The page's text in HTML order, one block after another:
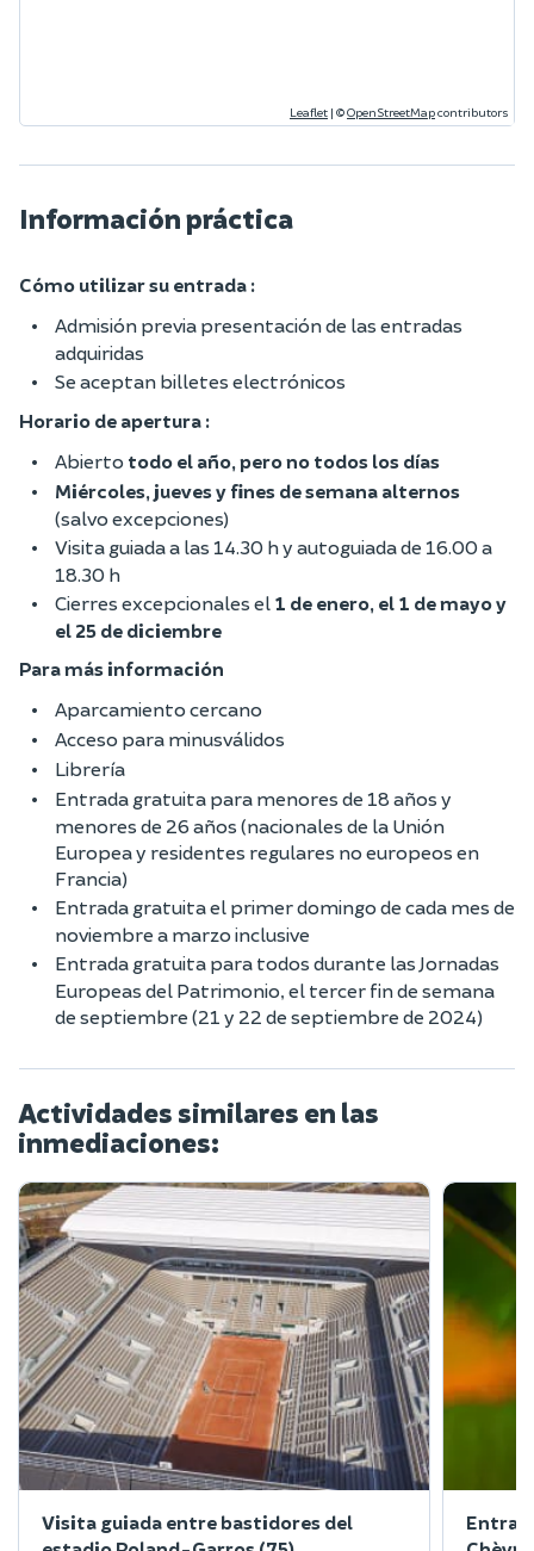
Leaflet | ©OpenStreetMapcontributors
Información práctica
Cómo utilizar su entrada :
Admisión previa presentación de las entradas
adquiridas
Se aceptan billetes electrónicos
Horario de apertura :
Abierto todo el año, pero no todos los días
Miércoles, jueves y fines de semana alternos
(salvo excepciones)
Visita guiada a las 14.30 h y autoguiada de 16.00 a
18.30 h
Cierres excepcionales el 1 de enero, el 1 de mayo y
el 25 de diciembre
Para más información
Aparcamiento cercano
Acceso para minusválidos
Librería
Entrada gratuita para menores de 18 años y
menores de 26 años (nacionales de la Unión
Europea y residentes regulares no europeos en
Francia)
Entrada gratuita el primer domingo de cada mes de
noviembre a marzo inclusive
Entrada gratuita para todos durante las Jornadas
Europeas del Patrimonio, el tercer fin de semana
de septiembre (21 y 22 de septiembre de 2024)
Actividades similares en las
inmediaciones:
Visita guiada entre bastidores del